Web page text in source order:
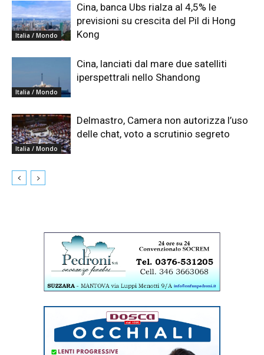
Italia / Mondo
Cina, banca Ubs rialza al 4,5% le
previsioni su crescita del Pil di Hong
Kong
Italia / Mondo
Cina, lanciati dal mare due satelliti
iperspettrali nello Shandong
Italia / Mondo
Delmastro, Camera non autorizza l’uso
delle chat, voto a scrutinio segreto